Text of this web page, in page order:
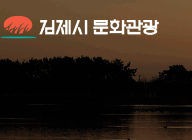
김제시 문화관광